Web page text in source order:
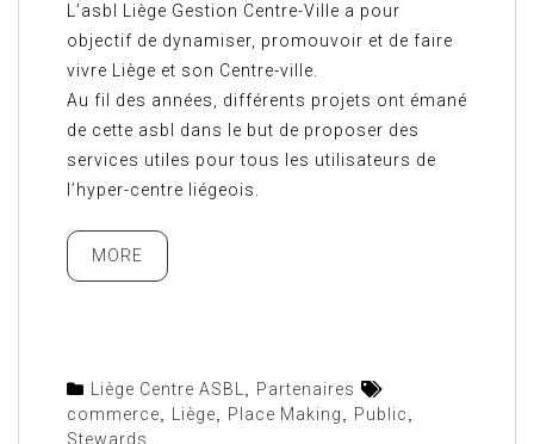
L’asbl Liège Gestion Centre-Ville a pour
objectif de dynamiser, promouvoir et de faire
vivre Liège et son Centre-ville.
Au fil des années, différents projets ont émané
de cette asbl dans le but de proposer des
services utiles pour tous les utilisateurs de
l’hyper-centre liégeois.
MORE
Liège Centre ASBL
Partenaires
commerce
Liège Place Making Public
Stewards